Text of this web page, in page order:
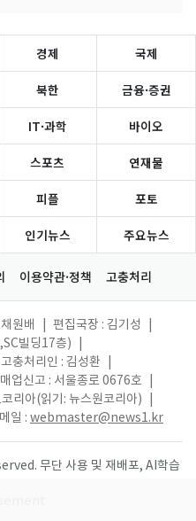
경제 국제
북한 금융·증권
IT·과학 바이오
스포츠 연재물
피플 포토
인기뉴스 주요뉴스
이용약관·정책 고충처리
원배 편집국장 : 김기성
빌딩17층)
고충처리인 : 김성환
업신고 : 서울종로 0676호
리아(읽기: 뉴스원코리아)
일 : webmaster@news1.kr
무단 사용 및 재배포, AI학습